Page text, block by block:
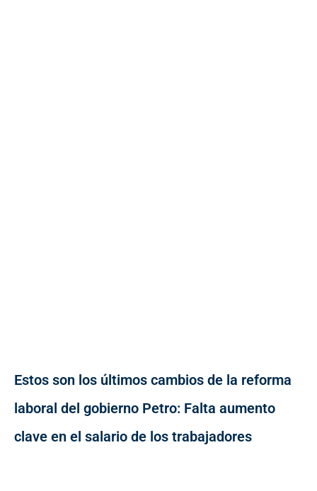
Estos son los últimos cambios de la reforma
laboral del gobierno Petro: Falta aumento
clave en el salario de los trabajadores